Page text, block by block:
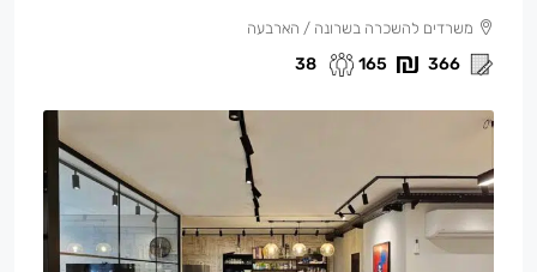
משרדים להשכרה בשרונה / הארבעה
366
165
38